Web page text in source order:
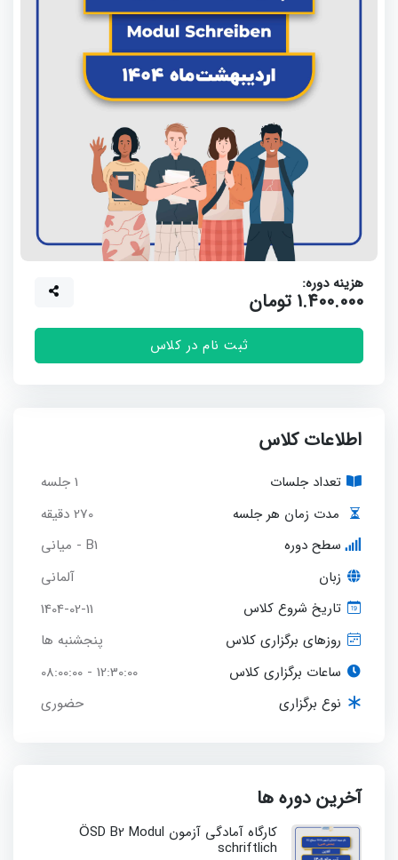
هزینه دوره:
1.400.000 تومان
ثبت نام در کلاس
اطلاعات کلاس
تعداد جلسات
1 جلسه
مدت زمان هر جلسه
270 دقیقه
سطح دوره
B1 - میانی
زبان
آلمانی
تاریخ شروع کلاس
1404-02-11
روزهای برگزاری کلاس
پنجشنبه ها
ساعات برگزاری کلاس
12:30:00 - 08:00:00
نوع برگزاری
حضوری
آخرین دوره ها
کارگاه آمادگی آزمون ÖSD B2 Modul
schriftlich